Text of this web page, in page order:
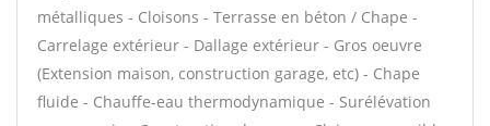
métalliques - Cloisons - Terrasse en béton / Chape -
Carrelage extérieur - Dallage extérieur - Gros oeuvre
(Extension maison, construction garage, etc) - Chape
fluide - Chauffe-eau thermodynamique - Surélévation